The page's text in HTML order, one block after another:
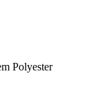
Polyester